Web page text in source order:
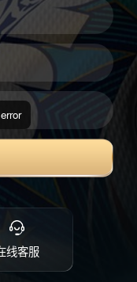
线客服